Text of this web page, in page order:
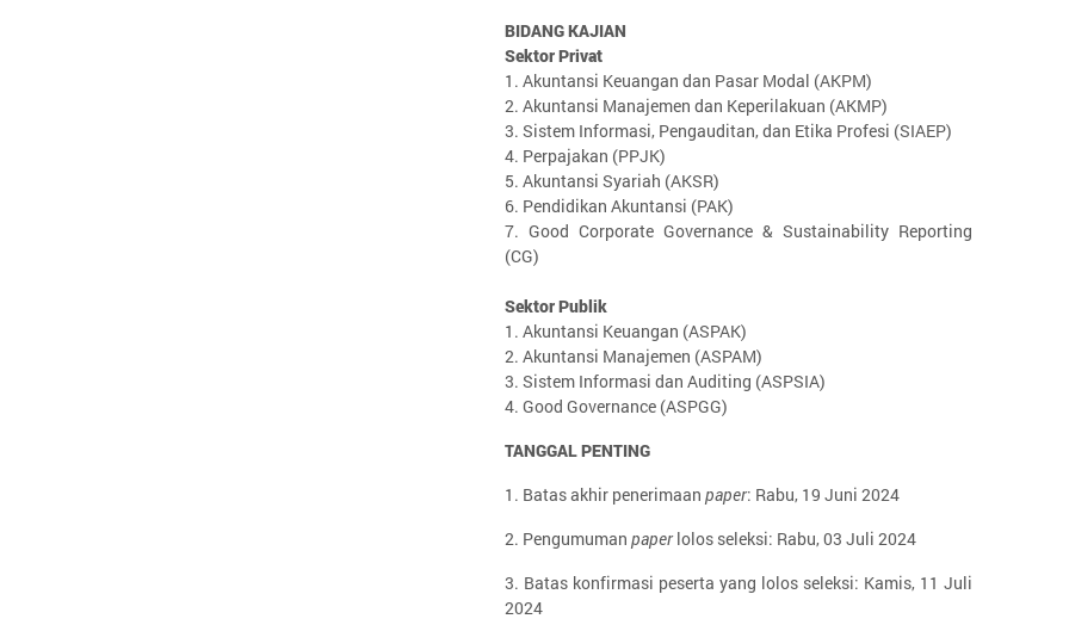
BIDANG KAJIAN
Sektor Privat
1. Akuntansi Keuangan dan Pasar Modal (AKPM)
2. Akuntansi Manajemen dan Keperilakuan (AKMP)
3. Sistem Informasi, Pengauditan, dan Etika Profesi (SIAEP)
4. Perpajakan (PPJK)
5. Akuntansi Syariah (AKSR)
6. Pendidikan Akuntansi (PAK)
7. Good Corporate Governance & Sustainability Reporting
(CG)
Sektor Publik
1. Akuntansi Keuangan (ASPAK)
2. Akuntansi Manajemen (ASPAM)
3. Sistem Informasi dan Auditing (ASPSIA)
4. Good Governance (ASPGG)
TANGGAL PENTING
1. Batas akhir penerimaan paper: Rabu, 19 Juni 2024
2. Pengumuman paperlolos seleksi: Rabu, 03 Juli 2024
3. Batas konfirmasi peserta yang lolos seleksi: Kamis, 11 Juli
2024